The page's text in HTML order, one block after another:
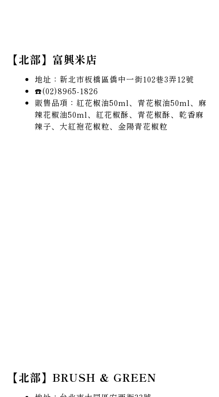
【北部】富興米店
地址：新北市板橋區僑中一街102巷3弄12號
☎️(02)8965-1826
販售品項：紅花椒油50ml、青花椒油50ml、麻
辣花椒油50ml、紅花椒酥、青花椒酥、乾香麻
辣子、大紅袍花椒粒、金陽青花椒粒
【北部】BRUSH & GREEN